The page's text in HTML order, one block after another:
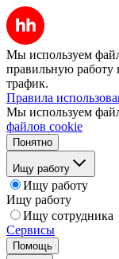
Мы используем
правильную работу
трафик.
Правила
Мы используем
файлов cookie
Понятно
Ищу работу
Ищу работу
Ищу работу
Ищу сотрудника
Сервисы
Помощь